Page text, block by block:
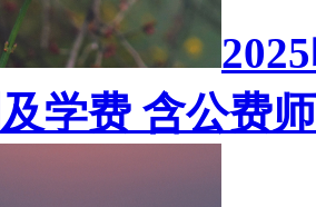
学费 含公费